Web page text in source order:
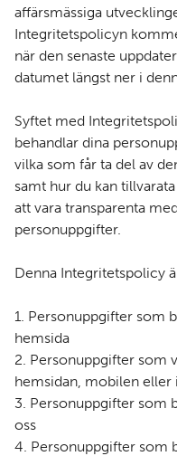
affärsmässiga
Integritetspolicyn
när den senaste
datumet längst ner i
Syftet med
behandlar dina
vilka som får ta del av
samt hur du kan
att vara transparenta
personuppgifter.
Denna Integritetspolicy
1. Personuppgifter som
hemsida
2. Personuppgifter som
hemsidan, mobilen eller
3. Personuppgifter som
oss
4. Personuppgifter som